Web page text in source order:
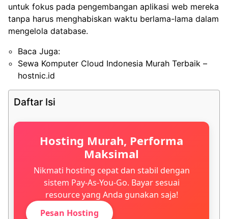
untuk fokus pada pengembangan aplikasi web mereka
tanpa harus menghabiskan waktu berlama-lama dalam
mengelola database.
Baca Juga:
Sewa Komputer Cloud Indonesia Murah Terbaik –
hostnic.id
Daftar Isi
Hosting Murah, Performa
Maksimal
Nikmati hosting cepat dan stabil dengan
sistem Pay-As-You-Go. Bayar sesuai
resource yang Anda gunakan saja!
Pesan Hosting